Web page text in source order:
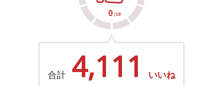
合計 4,111 いいね